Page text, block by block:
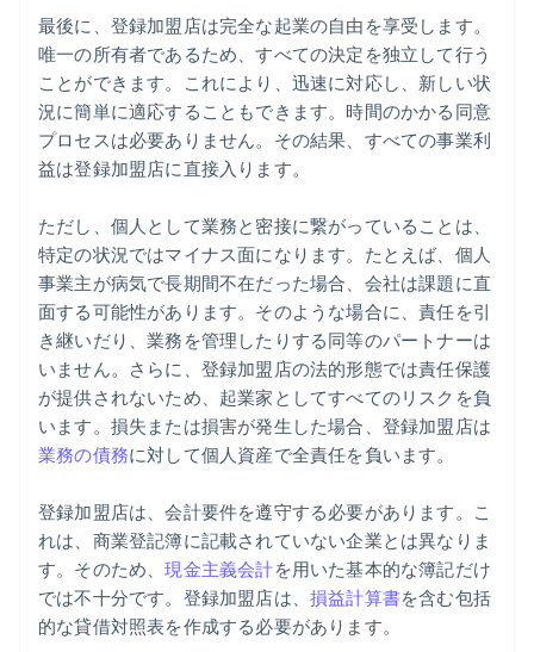
最後に、登録加盟店は完全な起業の自由を享受します。
唯一の所有者であるため、すべての決定を独立して行う
ことができます。これにより、迅速に対応し、新しい状
況に簡単に適応することもできます。時間のかかる同意
プロセスは必要ありません。その結果、すべての事業利
益は登録加盟店に直接入ります。
ただし、個人として業務と密接に繋がっていることは、
特定の状況ではマイナス面になります。たとえば、個人
事業主が病気で長期間不在だった場合、会社は課題に直
面する可能性があります。そのような場合に、責任を引
き継いだり、業務を管理したりする同等のパートナーは
いません。さらに、登録加盟店の法的形態では責任保護
が提供されないため、起業家としてすべてのリスクを負
います。損失または損害が発生した場合、登録加盟店は
業務の債務に対して個人資産で全責任を負います。
登録加盟店は、会計要件を遵守する必要があります。こ
れは、商業登記簿に記載されていない企業とは異なりま
す。そのため、現金主義会計を用いた基本的な簿記だけ
では不十分です。登録加盟店は、 損益計算書を含む包括
的な貸借対照表を作成する必要があります。